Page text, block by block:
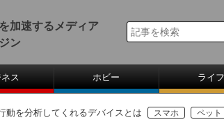
加速するメディア
ン
ス ホビー ライフ
動を分析してくれるデバイスとは スマホ ペット